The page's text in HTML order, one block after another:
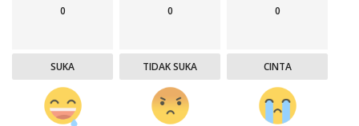
0
SUKA
0
TIDAK SUKA
0
CINTA